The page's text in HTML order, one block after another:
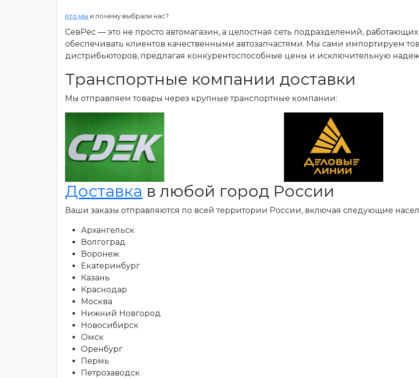
Кто мы и почему выбрали нас?
СевРес — это не просто автомагазин, а целостная сеть подразделений,
обеспечивать клиентов качественными автозапчастями. Мы сами импортируем
дистрибьюторов, предлагая конкурентоспособные цены и исключительную
Транспортные компании доставки
Мы отправляем товары через крупные транспортные компании:
Доставка в любой город России
Ваши заказы отправляются по всей территории России, включая следующие
Архангельск
Волгоград
Воронеж
Екатеринбург
Казань
Краснодар
Москва
Нижний Новгород
Новосибирск
Омск
Оренбург
Пермь
Петрозаводск